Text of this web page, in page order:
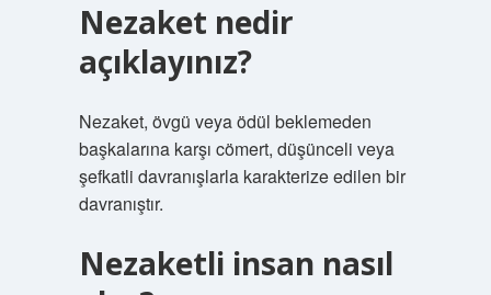
Nezaket nedir
açıklayınız?
Nezaket, övgü veya ödül beklemeden
başkalarına karşı cömert, düşünceli veya
şefkatli davranışlarla karakterize edilen bir
davranıştır.
Nezaketli insan nasıl